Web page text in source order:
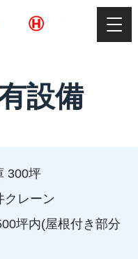
設備
300坪
クレーン
坪内(屋根付き部分